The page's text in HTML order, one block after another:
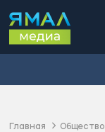
Главная Общество